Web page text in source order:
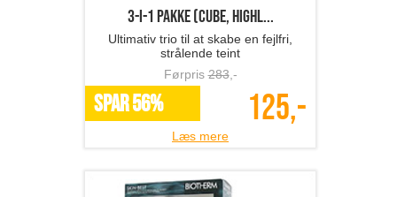
3-i-1 pakke (cube, highl...
Ultimativ trio til at skabe en fejlfri,
strålende teint
Førpris283,-
SPAR 56% 125,-
Læs mere